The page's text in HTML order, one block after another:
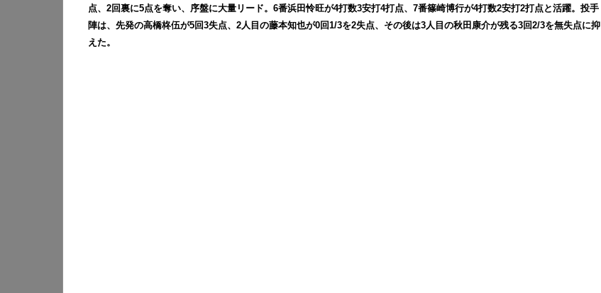
点、2回裏に5点を奪い、序盤に大量リード。6番浜田怜旺が4打数3安打4打点、7番篠崎博行が4打数2安打2打点と活躍。投手
陣は、先発の高橋柊伍が5回3失点、2人目の藤本知也が0回1/3を2失点、その後は3人目の秋田康介が残る3回2/3を無失点に抑
えた。